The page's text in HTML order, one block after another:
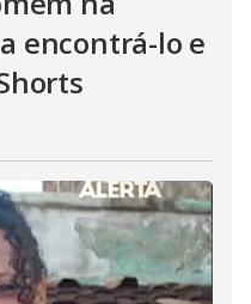
encontrá-lo e